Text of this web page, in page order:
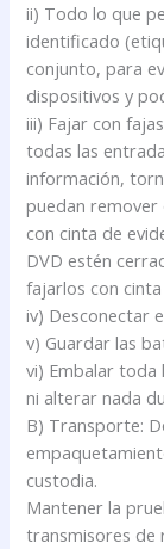
ii) Todo lo que
identificado
conjunto, para
dispositivos y
iii) Fajar con
todas las
información,
puedan remover
con cinta de
DVD estén
fajarlos con cinta
iv) Desconectar
v) Guardar las
vi) Embalar toda
ni alterar nada
B) Transporte:
custodia.
Mantener la
transmisores de